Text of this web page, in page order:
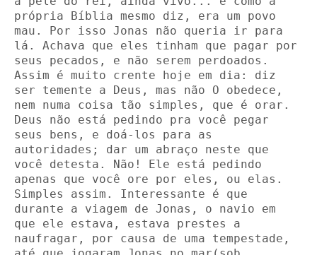
própria Bíblia mesmo diz, era um povo
mau. Por isso Jonas não queria ir para
lá. Achava que eles tinham que pagar por
seus pecados, e não serem perdoados.
Assim é muito crente hoje em dia: diz
ser temente a Deus, mas não O obedece,
nem numa coisa tão simples, que é orar.
Deus não está pedindo pra você pegar
seus bens, e doá-los para as
autoridades; dar um abraço neste que
você detesta. Não! Ele está pedindo
apenas que você ore por eles, ou elas.
Simples assim. Interessante é que
durante a viagem de Jonas, o navio em
que ele estava, estava prestes a
naufragar, por causa de uma tempestade,